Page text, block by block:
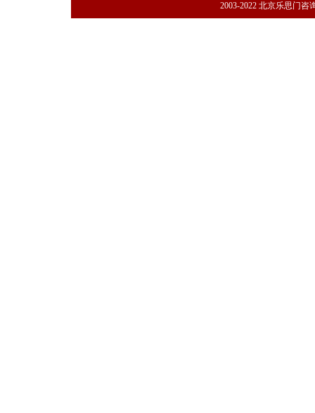
2003-2022 北京乐思门